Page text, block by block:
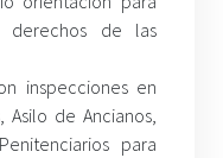
de las
inspecciones en
Asilo de Ancianos,
para